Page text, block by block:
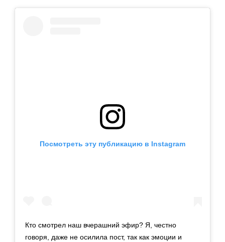
Посмотреть эту публикацию в Instagram
Кто смотрел наш вчерашний эфир? Я, честно
говоря, даже не осилила пост, так как эмоции и